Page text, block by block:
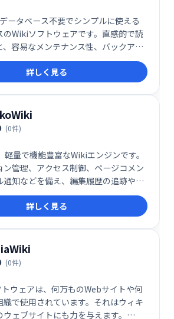
ータベース不要でシンプルに使える
のWikiソフトウェアです。直感的で読
、容易なメンテナンス性、バックアッ
す。アクセス制御や認証コネクタも備
最適。豊富なプラグインにより、多
可能です。活気のあるコミュニティも
。
詳しく見る
(0件)
量で機能豊富なWikiエンジンです。
ン管理、アクセス制御、ページコメン
通知などを備え、編集履歴の追跡や複
共同作業を効率化します。多言語対
エンジンなど、柔軟なカスタマイズ
軽に導入できるWikiシステムをお探し
。
詳しく見る
(0件)
ウェアは、何万ものWebサイトや何
織で使用されています。それはウィキ
ェブサイトにも力を与えます。